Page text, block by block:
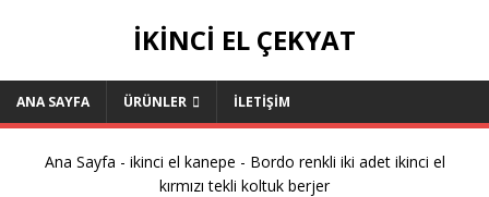
IKINCI EL ÇEKYAT
ANA SAYFA ÜRÜNLER İLETIŞIM
Ana Sayfa - ikinci el kanepe - Bordo renkli iki adet ikinci el
kırmızı tekli koltuk berjer